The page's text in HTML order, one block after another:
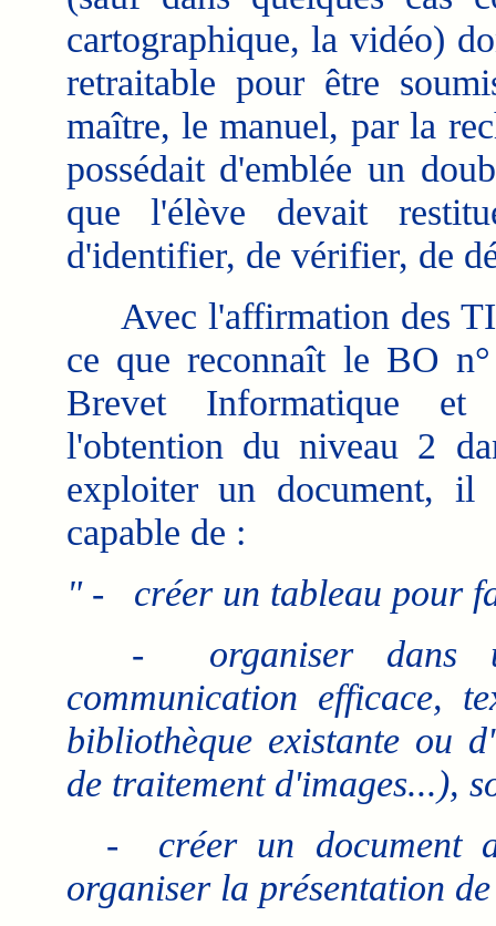
cartographique, la vidéo)
retraitable pour être
maître, le manuel, par la
possédait d'emblée un
que l'élève devait
d'identifier, de vérifier, de
Avec l'affirmation des
ce que reconnaît le BO
Brevet Informatique et
l'obtention du niveau 2
exploiter un document,
capable de :
" - créer un tableau pour
- organiser dans un
communication efficace,
bibliothèque existante ou
de traitement d'images...),
- créer un document
organiser la présentation